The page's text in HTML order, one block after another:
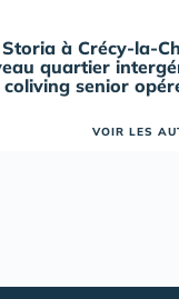
à Crécy-la-
quartier
coliving senior
VOIR LES